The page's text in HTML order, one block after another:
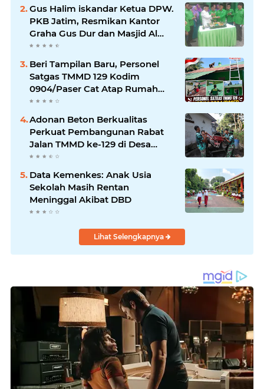
Gus Halim iskandar Ketua DPW.
PKB Jatim, Resmikan Kantor
Graha Gus Dur dan Masjid Al
Iskandariyah, dorong Jadi Pusat
Umat.
Beri Tampilan Baru, Personel
Satgas TMMD 129 Kodim
0904/Paser Cat Atap Rumah
Marbot
Adonan Beton Berkualitas
Perkuat Pembangunan Rabat
Jalan TMMD ke-129 di Desa
Ledoktempuro
Data Kemenkes: Anak Usia
Sekolah Masih Rentan
Meninggal Akibat DBD
Lihat Selengkapnya